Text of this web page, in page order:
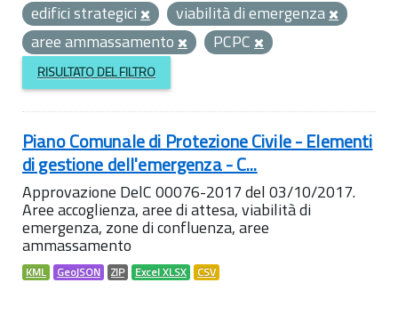
edifici strategici
viabilità di emergenza
aree ammassamento
PCPC
RISULTATO DEL FILTRO
Piano Comunale di Protezione Civile - Elementi
di gestione dell'emergenza - C...
Approvazione DelC 00076-2017 del 03/10/2017.
Aree accoglienza, aree di attesa, viabilità di
emergenza, zone di confluenza, aree
ammassamento
KML GeoJSON ZIP Excel XLSX CSV